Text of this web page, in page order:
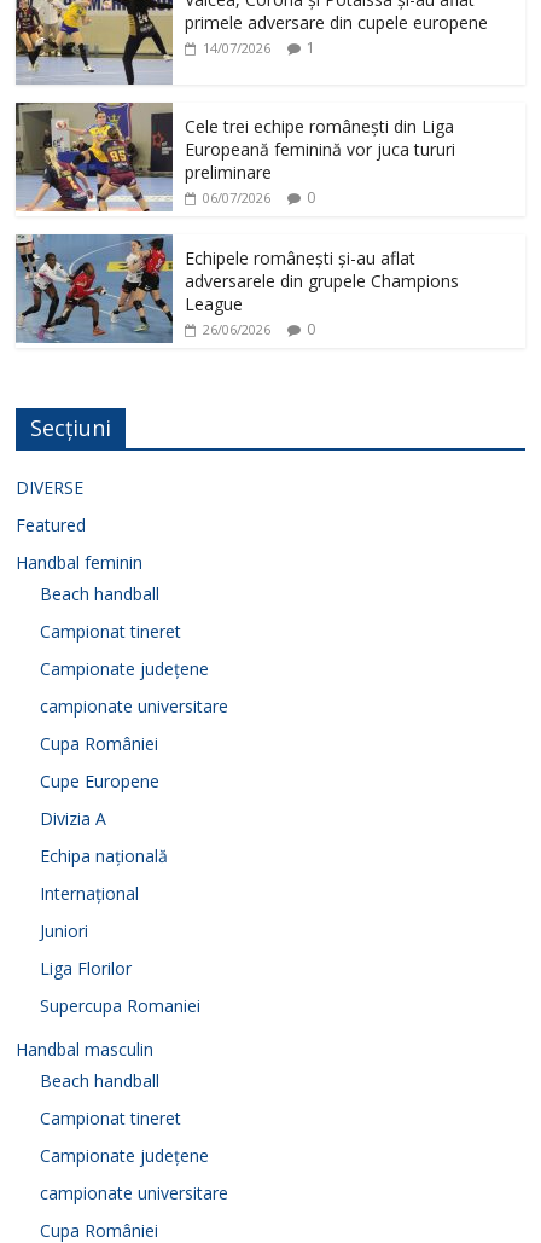
primele adversare din cupele europene
14/07/2026 1
Cele trei echipe românești din Liga
Europeană feminină vor juca tururi
preliminare
06/07/2026 0
Echipele românești și-au aflat
adversarele din grupele Champions
League
26/06/2026 0
Secțiuni
DIVERSE
Featured
Handbal feminin
Beach handball
Campionat tineret
Campionate județene
campionate universitare
Cupa României
Cupe Europene
Divizia A
Echipa națională
Internațional
Juniori
Liga Florilor
Supercupa Romaniei
Handbal masculin
Beach handball
Campionat tineret
Campionate județene
campionate universitare
Cupa României